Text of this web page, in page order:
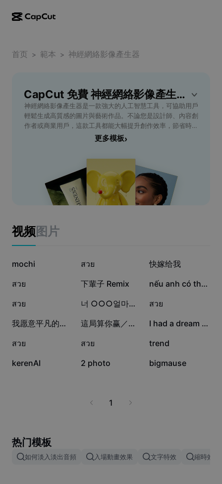
CapCut Desktop
CapCut Pad
CapCut Mobile
Video Studio
AI video generator
AI image generator
Dreamina Seedance 2.5
Nano Banana Pro
Remove image BG
Video editor & generator
Image editor & generator
Voice generator & editor
Marketing
More
Social media templates
More
Anniversary templates
Effects templates
Industry templates
Recap templates
Initiatives
Affiliates
Creative Partner Program
CapCut Creative Campus
Trust Center
Help Center
About CapCut's Terms of Service
Dreamina Seedance 2.0 Launch
首页 > 範本 > 神經網絡影像產生器
CapCut 免費 神經網絡影像產生器 模板
神經網絡影像產生器是一款強大的人工智慧工具，可協助用戶
輕鬆生成高質感的圖片與藝術作品。不論您是設計師、內容創
作者或商業用戶，這款工具都能大幅提升創作效率，節省時間
與成本。其核心功能包括智能風格遷移、一鍵圖片美化，以及
大量產製視覺內容的企業行銷團隊、社群媒體經營者，或熱愛
數位藝術的創作新手。無需任何專業技術背景，即可一鍵轉換
照片風格、生成專屬插畫，為您的設計增添創意亮點。立即體
驗神經網絡影像產生器，將您的創意無限延伸。
更多模板›
视频图片
86.5萬
mochi 8.8萬
สวย 2.1萬
快嫁给我
2萬
สวย 1.5萬
下輩子 Remix 1.2萬 nếu anh có thêm 1
6324
สวย 5912 너 ○○○얼마나 좋아해? 5068
สวย
2621 我愿意平凡的陪在你的身旁 remix 1015 這局算你赢／耳朵便利店 748 I had a dream so big
552
สวย 439
สวย 21
trend
18
kerenAI 2
2 photo 0
bigmause
1
热门模板
如何淡入淡出音頻 入場動畫效果 文字特效 縮時效果